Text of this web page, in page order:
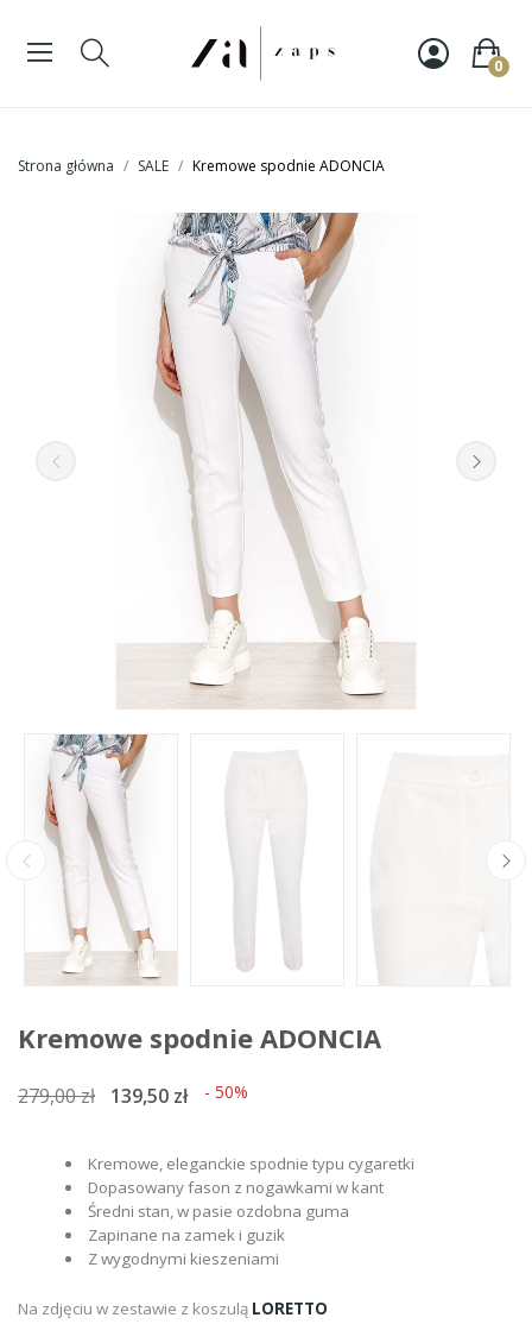
0
Strona główna SALE Kremowe spodnie ADONCIA
Kremowe spodnie ADONCIA
279,00 zł 139,50 zł - 50%
Kremowe, eleganckie spodnie typu cygaretki
Dopasowany fason z nogawkami w kant
Średni stan, w pasie ozdobna guma
Zapinane na zamek i guzik
Z wygodnymi kieszeniami
Na zdjęciu w zestawie z koszulą LORETTO